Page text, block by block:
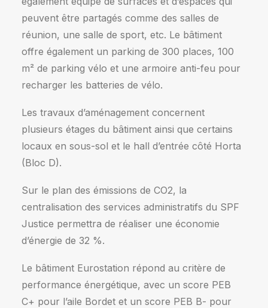
peuvent être partagés comme des salles de
réunion, une salle de sport, etc. Le bâtiment
offre également un parking de 300 places, 100
m² de parking vélo et une armoire anti-feu pour
recharger les batteries de vélo.
Les travaux d’aménagement concernent
plusieurs étages du bâtiment ainsi que certains
locaux en sous-sol et le hall d’entrée côté Horta
(Bloc D).
Sur le plan des émissions de CO2, la
centralisation des services administratifs du SPF
Justice permettra de réaliser une économie
d’énergie de 32 %.
Le bâtiment Eurostation répond au critère de
performance énergétique, avec un score PEB
C+ pour l’aile Bordet et un score PEB B- pour